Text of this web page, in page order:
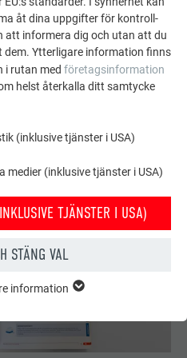
åt dina uppgifter för kontroll-
att informera dig och utan att du
Ytterligare information finns
i rutan med företagsinformation
helst återkalla ditt samtycke
(inklusive tjänster i USA)
medier (inklusive tjänster i USA)
TJÄNSTER I USA)
STÄNG VAL
säkerställer att webbplatsen
information